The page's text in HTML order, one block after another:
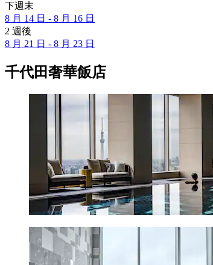
下週末
8 月 14 日 - 8 月 16 日
2 週後
8 月 21 日 - 8 月 23 日
千代田奢華飯店